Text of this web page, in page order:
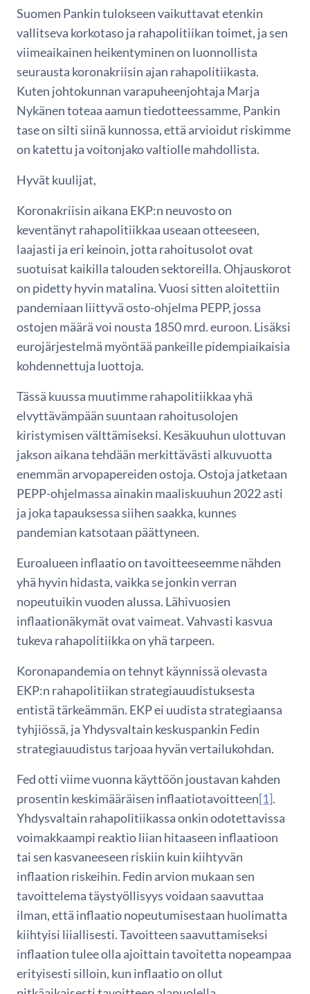
Suomen Pankin tulokseen vaikuttavat etenkin
vallitseva korkotaso ja rahapolitiikan toimet, ja sen
viimeaikainen heikentyminen on luonnollista
seurausta koronakriisin ajan rahapolitiikasta.
Kuten johtokunnan varapuheenjohtaja Marja
Nykänen toteaa aamun tiedotteessamme, Pankin
tase on silti siinä kunnossa, että arvioidut riskimme
on katettu ja voitonjako valtiolle mahdollista.
Hyvät kuulijat,
Koronakriisin aikana EKP:n neuvosto on
keventänyt rahapolitiikkaa useaan otteeseen,
laajasti ja eri keinoin, jotta rahoitusolot ovat
suotuisat kaikilla talouden sektoreilla. Ohjauskorot
on pidetty hyvin matalina. Vuosi sitten aloitettiin
pandemiaan liittyvä osto-ohjelma PEPP, jossa
ostojen määrä voi nousta 1850 mrd. euroon. Lisäksi
eurojärjestelmä myöntää pankeille pidempiaikaisia
kohdennettuja luottoja.
Tässä kuussa muutimme rahapolitiikkaa yhä
elvyttävämpään suuntaan rahoitusolojen
kiristymisen välttämiseksi. Kesäkuuhun ulottuvan
jakson aikana tehdään merkittävästi alkuvuotta
enemmän arvopapereiden ostoja. Ostoja jatketaan
PEPP-ohjelmassa ainakin maaliskuuhun 2022 asti
ja joka tapauksessa siihen saakka, kunnes
pandemian katsotaan päättyneen.
Euroalueen inflaatio on tavoitteeseemme nähden
yhä hyvin hidasta, vaikka se jonkin verran
nopeutuikin vuoden alussa. Lähivuosien
inflaationäkymät ovat vaimeat. Vahvasti kasvua
tukeva rahapolitiikka on yhä tarpeen.
Koronapandemia on tehnyt käynnissä olevasta
EKP:n rahapolitiikan strategiauudistuksesta
entistä tärkeämmän. EKP ei uudista strategiaansa
tyhjiössä, ja Yhdysvaltain keskuspankin Fedin
strategiauudistus tarjoaa hyvän vertailukohdan.
Fed otti viime vuonna käyttöön joustavan kahden
prosentin keskimääräisen inflaatiotavoitteen[1].
Yhdysvaltain rahapolitiikassa onkin odotettavissa
voimakkaampi reaktio liian hitaaseen inflaatioon
tai sen kasvaneeseen riskiin kuin kiihtyvän
inflaation riskeihin. Fedin arvion mukaan sen
tavoittelema täystyöllisyys voidaan saavuttaa
ilman, että inflaatio nopeutumisestaan huolimatta
kiihtyisi liiallisesti. Tavoitteen saavuttamiseksi
inflaation tulee olla ajoittain tavoitetta nopeampaa
erityisesti silloin, kun inflaatio on ollut